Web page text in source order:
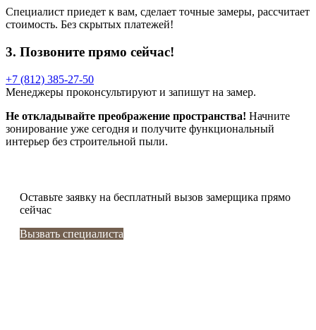
Специалист приедет к вам, сделает точные замеры, рассчитает
стоимость. Без скрытых платежей!
3. Позвоните прямо сейчас!
+7 (812) 385-27-50
Менеджеры проконсультируют и запишут на замер.
Не откладывайте преображение пространства! Начните
зонирование уже сегодня и получите функциональный
интерьер без строительной пыли.
Оставьте заявку на бесплатный вызов замерщика прямо
сейчас
Вызвать специалиста